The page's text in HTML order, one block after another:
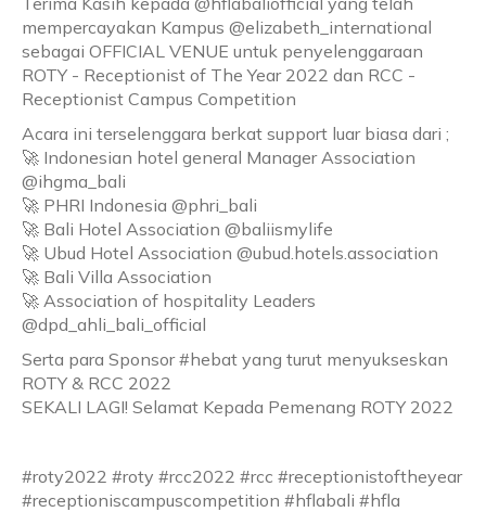
mempercayakan Kampus @elizabeth_international
sebagai OFFICIAL VENUE untuk penyelenggaraan
ROTY - Receptionist of The Year 2022 dan RCC -
Receptionist Campus Competition
Acara ini terselenggara berkat support luar biasa dari ;
🚀 Indonesian hotel general Manager Association
@ihgma_bali
🚀 PHRI Indonesia @phri_bali
🚀 Bali Hotel Association @baliismylife
🚀 Ubud Hotel Association @ubud.hotels.association
🚀 Bali Villa Association
🚀 Association of hospitality Leaders
@dpd_ahli_bali_official
Serta para Sponsor #hebat yang turut menyukseskan
ROTY & RCC 2022
SEKALI LAGI! Selamat Kepada Pemenang ROTY 2022
#roty2022 #roty #rcc2022 #rcc #receptionistoftheyear
#receptioniscampuscompetition #hflabali #hfla